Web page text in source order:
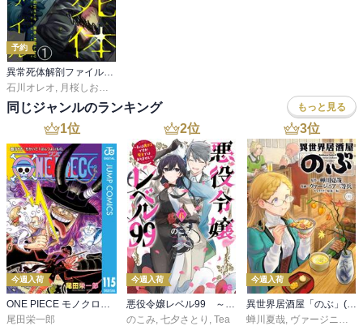
予約
異常死体解剖ファイル（分冊版）
石川オレオ, 月桜しおり
同じジャンルのランキング もっと見る
1位
今週入荷
尾田栄一郎
2位
今週入荷
のこみ 七夕さとり Tea
3位
今週入荷
蝉川夏哉 ヴァージニア二等兵